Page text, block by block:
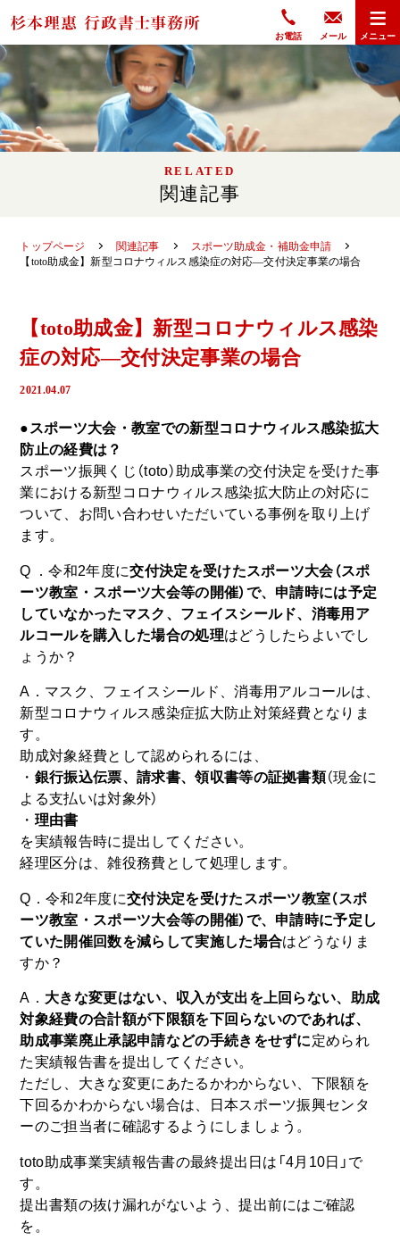
≡
メニュー
お電話 メール
杉本理惠 行政書士事務所
RELATED
関連記事
トップページ 関連記事
スポーツ助成金・補助金申請
【toto助成金】新型コロナウィルス感染症の対応―交付決定事業の場合
【toto助成金】新型コロナウィルス感染
症の対応―交付決定事業の場合
2021.04.07
●スポーツ大会・教室での新型コロナウィルス感染拡大
防止の経費は？
スポーツ振興くじ（toto）助成事業の交付決定を受けた事
業における新型コロナウィルス感染拡大防止の対応に
ついて、お問い合わせいただいている事例を取り上げ
ます。
Q ．令和2年度に交付決定を受けたスポーツ大会（スポ
ーツ教室・スポーツ大会等の開催）で、申請時には予定
していなかったマスク、フェイスシールド、消毒用ア
ルコールを購入した場合の処理はどうしたらよいでし
ょうか？
A．マスク、フェイスシールド、消毒用アルコールは、
新型コロナウィルス感染症拡大防止対策経費となりま
す。
助成対象経費として認められるには、
・ 銀行振込伝票、請求書、領収書等の証拠書類（現金に
よる支払いは対象外）
・ 理由書
を実績報告時に提出してください。
経理区分は、雑役務費として処理します。
Q．令和2年度に交付決定を受けたスポーツ教室（スポ
ーツ教室・スポーツ大会等の開催）で、申請時に予定し
ていた開催回数を減らして実施した場合はどうなりま
すか？
A． 大きな変更はない、収入が支出を上回らない、助成
対象経費の合計額が下限額を下回らないのであれば、
助成事業廃止承認申請などの手続きをせずに定められ
た実績報告書を提出してください。
ただし、大きな変更にあたるかわからない、下限額を
下回るかわからない場合は、日本スポーツ振興センタ
ーのご担当者に確認するようにしましょう。
toto助成事業実績報告書の最終提出日は「4月10日」で
す。
提出書類の抜け漏れがないよう、提出前にはご確認
を。